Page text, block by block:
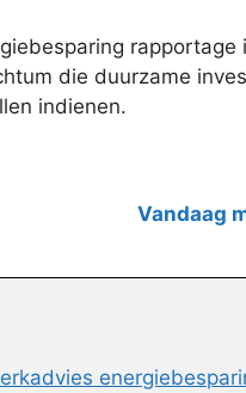
rapportage
die duurzame
indienen.
Vandaag